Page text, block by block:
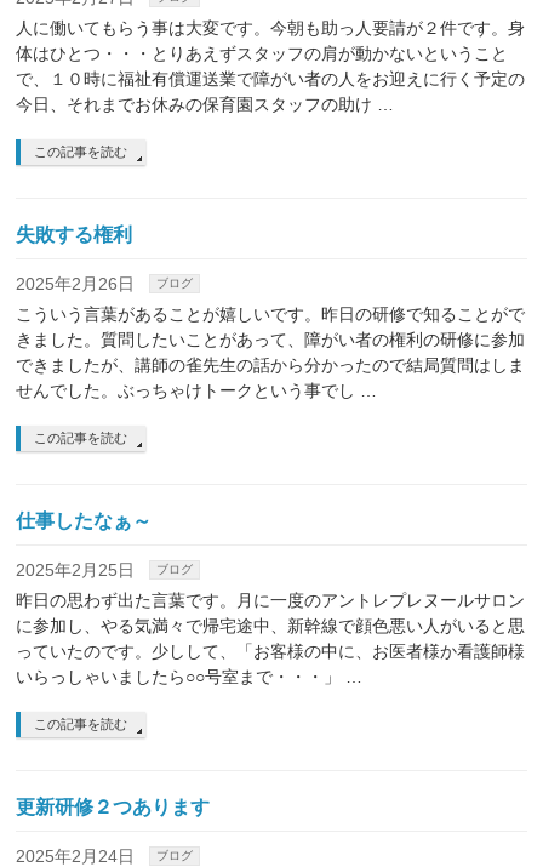
人に働いてもらう事は大変です。今朝も助っ人要請が２件です。身
体はひとつ・・・とりあえずスタッフの肩が動かないということ
で、１０時に福祉有償運送業で障がい者の人をお迎えに行く予定の
今日、それまでお休みの保育園スタッフの助け …
この記事を読む
失敗する権利
2025年2月26日 ブログ
こういう言葉があることが嬉しいです。昨日の研修で知ることがで
きました。質問したいことがあって、障がい者の権利の研修に参加
できましたが、講師の雀先生の話から分かったので結局質問はしま
せんでした。ぶっちゃけトークという事でし …
この記事を読む
仕事したなぁ～
2025年2月25日 ブログ
昨日の思わず出た言葉です。月に一度のアントレプレヌールサロン
に参加し、やる気満々で帰宅途中、新幹線で顔色悪い人がいると思
っていたのです。少しして、「お客様の中に、お医者様か看護師様
いらっしゃいましたら○○号室まで・・・」 …
この記事を読む
更新研修２つあります
2025年2月24日 ブログ